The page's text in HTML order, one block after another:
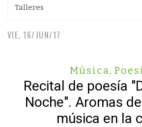
Talleres
VIE, 16/JUN/17
Música,
Recital de poesía
Noche". Aromas
música en la